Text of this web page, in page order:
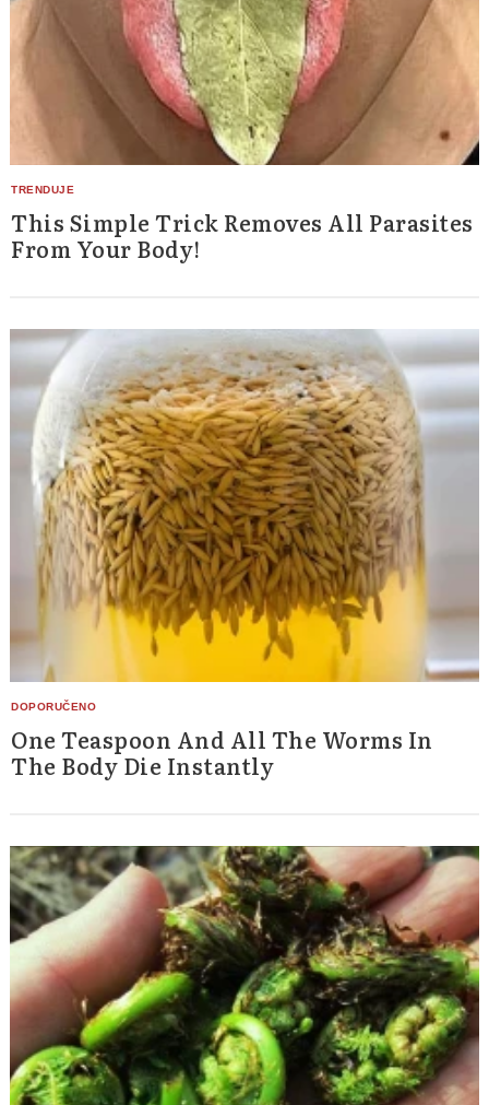
This Simple Trick Removes All Parasites
From Your Body!
One Teaspoon And All The Worms In
The Body Die Instantly